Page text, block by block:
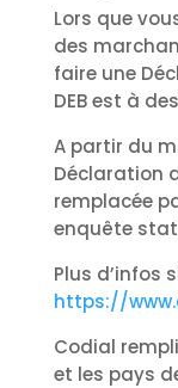
Lors que
des
faire une
DEB est à
A partir du
Déclaration
remplacée
enquête
Plus d’infos
https://
Codial
et les pays